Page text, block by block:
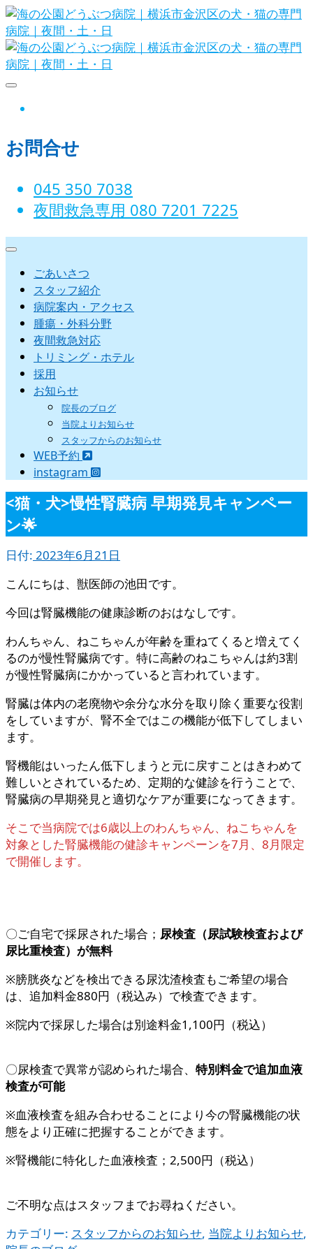
Skip
to
content
日
お問合せ
045 350 7038‬
夜間救急専用 080 7201 7225‬
ごあいさつ
スタッフ紹介
病院案内・アクセス
腫瘍・外科分野
夜間救急対応
トリミング・ホテル
採用
お知らせ
院長のブログ
当院よりお知らせ
スタッフからのお知らせ
WEB予約
instagram
<猫・犬>慢性腎臓病 早期発見キャンペー
ン🌟
日付: 2023年6月21日
こんにちは、獣医師の池田です。
今回は腎臓機能の健康診断のおはなしです。
わんちゃん、ねこちゃんが年齢を重ねてくると増えてく
るのが慢性腎臓病です。特に高齢のねこちゃんは約3割
が慢性腎臓病にかかっていると言われています。
腎臓は体内の老廃物や余分な水分を取り除く重要な役割
をしていますが、腎不全ではこの機能が低下してしまい
ます。
腎機能はいったん低下しまうと元に戻すことはきわめて
難しいとされているため、定期的な健診を行うことで、
腎臓病の早期発見と適切なケアが重要になってきます。
そこで当病院では6歳以上のわんちゃん、ねこちゃんを
対象とした腎臓機能の健診キャンペーンを7月、8月限定
で開催します。
〇ご自宅で採尿された場合； 尿検査（尿試験検査および
尿比重検査）が無料
※膀胱炎などを検出できる尿沈渣検査もご希望の場合
は、追加料金880円（税込み）で検査できます。
※院内で採尿した場合は別途料金1,100円（税込）
〇尿検査で異常が認められた場合、 特別料金で追加血液
検査が可能
※血液検査を組み合わせることにより今の腎臓機能の状
態をより正確に把握することができます。
※腎機能に特化した血液検査；2,500円（税込）
ご不明な点はスタッフまでお尋ねください。
カテゴリー: スタッフからのお知らせ, 当院よりお知らせ,